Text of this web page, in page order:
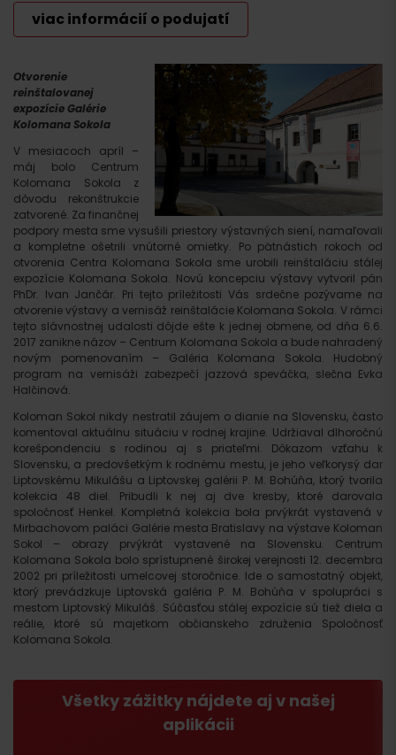
Otvorenie
reinštalovanej
expozície Galérie
Kolomana Sokola
V mesiacoch apríl –
máj bolo Centrum
Kolomana Sokola z
dôvodu rekonštrukcie
zatvorené. Za finančnej
podpory mesta sme vysušili priestory výstavných siení, namaľovali
a kompletne ošetrili vnútorné omietky. Po pätnástich rokoch od
otvorenia Centra Kolomana Sokola sme urobili reinštaláciu stálej
expozície Kolomana Sokola. Novú koncepciu výstavy vytvoril pán
PhDr. Ivan Jančár. Pri tejto príležitosti Vás srdečne pozývame na
otvorenie výstavy a vernisáž reinštalácie Kolomana Sokola. V rámci
tejto slávnostnej udalosti dôjde ešte k jednej obmene, od dňa 6.6.
2017 zanikne názov – Centrum Kolomana Sokola a bude nahradený
novým pomenovaním – Galéria Kolomana Sokola. Hudobný
program na vernisáži zabezpečí jazzová speváčka, slečna Evka
Halčinová.
Koloman Sokol nikdy nestratil záujem o dianie na Slovensku, často
komentoval aktuálnu situáciu v rodnej krajine. Udržiaval dlhoročnú
korešpondenciu s rodinou aj s priateľmi. Dôkazom vzťahu k
Slovensku, a predovšetkým k rodnému mestu, je jeho veľkorysý dar
Liptovskému Mikulášu a Liptovskej galérii P. M. Bohúňa, ktorý tvorila
kolekcia 48 diel. Pribudli k nej aj dve kresby, ktoré darovala
spoločnosť Henkel. Kompletná kolekcia bola prvýkrát vystavená v
Mirbachovom paláci Galérie mesta Bratislavy na výstave Koloman
Sokol – obrazy prvýkrát vystavené na Slovensku. Centrum
Kolomana Sokola bolo sprístupnené širokej verejnosti 12. decembra
2002 pri príležitosti umelcovej storočnice. Ide o samostatný objekt,
ktorý prevádzkuje Liptovská galéria P. M. Bohúňa v spolupráci s
mestom Liptovský Mikuláš. Súčasťou stálej expozície sú tiež diela a
reálie, ktoré sú majetkom občianskeho združenia Spoločnosť
Kolomana Sokola.
Všetky zážitky nájdete aj v našej
aplikácii
viac informácií o podujatí